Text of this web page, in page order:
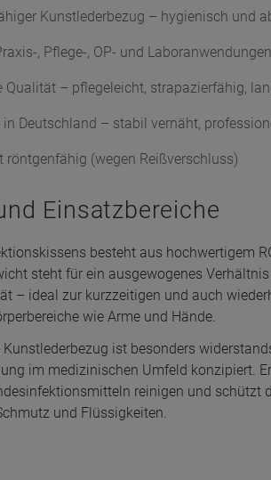
Kunstlederbezug – hygienisch und
, Pflege-, OP- und Laboranwendungen
Qualität – pflegeleicht, strapazierfähig,
Deutschland – stabil vernäht,
röntgenfähig (wegen Reißverschluss)
Einsatzbereiche
besteht aus hochwertigem
steht für ein ausgewogenes
– ideal zur kurzzeitigen und auch
wie Arme und Hände.
Kunstlederbezug ist besonders
im medizinischen Umfeld konzipiert.
reinigen und schützt
und Flüssigkeiten.